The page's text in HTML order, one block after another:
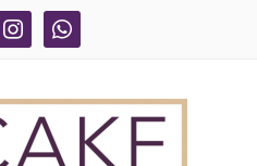
instagram whatsapp